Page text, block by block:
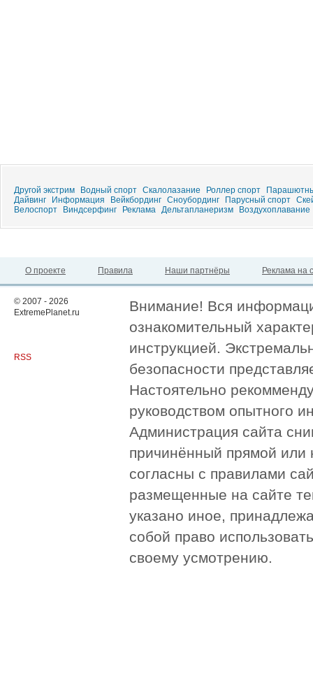
Другой экстрим Водный спорт Скалолазание Роллер спорт
Дайвинг
Информация Вейкбординг Сноубординг Парусный спорт
Велоспорт
Виндсерфинг Реклама Дельтапланеризм Воздухоплавание
О проекте Правила Наши партнёры Реклама на
© 2007 - 2026
ExtremePlanet.ru
RSS
Внимание! Вся
ознакомительный
инструкцией.
безопасности
Настоятельно
руководством опытного
Администрация сайта
причинённый прямой или
согласны с правилами
размещенные на сайте
указано иное,
собой право
своему усмотрению.